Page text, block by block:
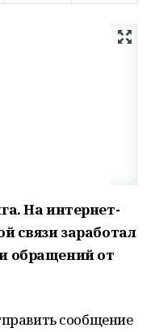
На интернет-
связи заработал
обращений от
сообщение